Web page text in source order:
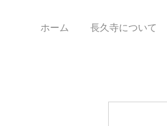
ホーム 長久寺について